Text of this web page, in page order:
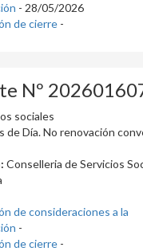
- 28/05/2026
de cierre -
Nº
sociales
de Día. No renovación
Conselleria de Servicios
de consideraciones a la
-
de cierre -